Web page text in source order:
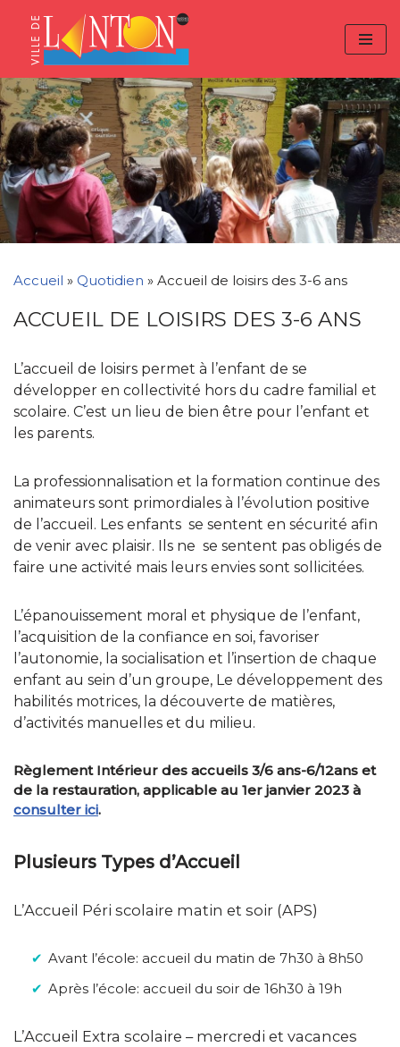
Content
navigation
Aller
contenu
Accueil » Quotidien » Accueil de loisirs des 3-6 ans
ACCUEIL DE LOISIRS DES 3-6 ANS
L’accueil de loisirs permet à l’enfant de se
développer en collectivité hors du cadre familial et
scolaire. C’est un lieu de bien être pour l’enfant et
les parents.
La professionnalisation et la formation continue des
animateurs sont primordiales à l’évolution positive
de l’accueil. Les enfants se sentent en sécurité afin
de venir avec plaisir. Ils ne se sentent pas obligés de
faire une activité mais leurs envies sont sollicitées.
L’épanouissement moral et physique de l’enfant,
l’acquisition de la confiance en soi, favoriser
l’autonomie, la socialisation et l’insertion de chaque
enfant au sein d’un groupe, Le développement des
habilités motrices, la découverte de matières,
d’activités manuelles et du milieu.
Règlement Intérieur des accueils 3/6 ans-6/12ans et
de la restauration, applicable au 1er janvier 2023 à
consulter ici.
Plusieurs Types d’Accueil
L’Accueil Péri scolaire matin et soir (APS)
Avant l’école: accueil du matin de 7h30 à 8h50
Après l’école: accueil du soir de 16h30 à 19h
L’Accueil Extra scolaire – mercredi et vacances
Panneau de gestion des cookies